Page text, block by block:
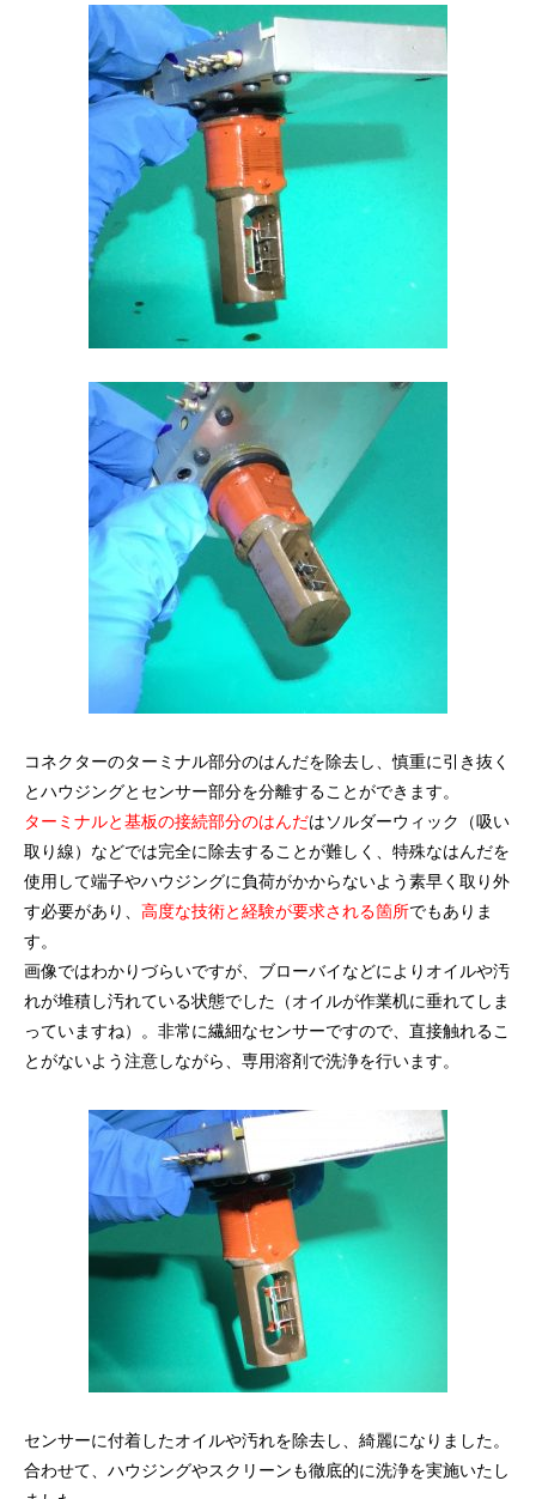
コネクターのターミナル部分のはんだを除去し、慎重に引き抜く
とハウジングとセンサー部分を分離することができます。
ターミナルと基板の接続部分のはんだはソルダーウィック（吸い
取り線）などでは完全に除去することが難しく、特殊なはんだを
使用して端子やハウジングに負荷がかからないよう素早く取り外
す必要があり、 高度な技術と経験が要求される箇所でもありま
す。
画像ではわかりづらいですが、ブローバイなどによりオイルや汚
れが堆積し汚れている状態でした（オイルが作業机に垂れてしま
っていますね）。非常に繊細なセンサーですので、直接触れるこ
とがないよう注意しながら、専用溶剤で洗浄を行います。
センサーに付着したオイルや汚れを除去し、綺麗になりました。
合わせて、ハウジングやスクリーンも徹底的に洗浄を実施いたし